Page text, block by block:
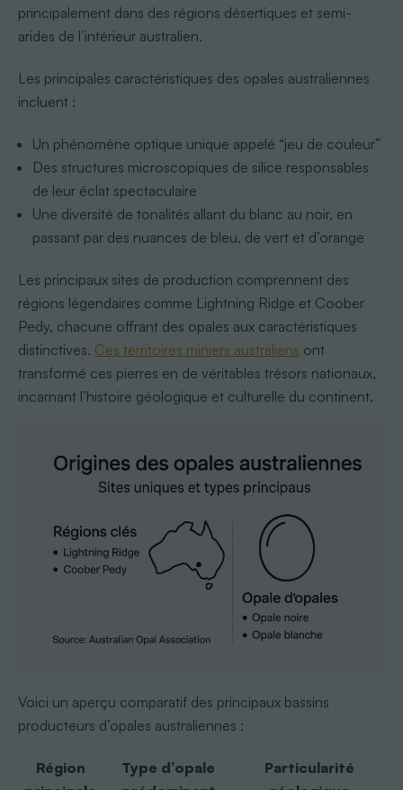
principalement dans des régions désertiques et semi-
arides de l’intérieur australien.
Les principales caractéristiques des opales australiennes
incluent :
Un phénomène optique unique appelé “jeu de couleur”
Des structures microscopiques de silice responsables
de leur éclat spectaculaire
Une diversité de tonalités allant du blanc au noir, en
passant par des nuances de bleu, de vert et d’orange
Les principaux sites de production comprennent des
régions légendaires comme Lightning Ridge et Coober
Pedy, chacune offrant des opales aux caractéristiques
distinctives. Ces territoires miniers australiens ont
transformé ces pierres en de véritables trésors nationaux,
incarnant l’histoire géologique et culturelle du continent.
Voici un aperçu comparatif des principaux bassins
producteurs d’opales australiennes :
Région
Type d’opale
Particularité